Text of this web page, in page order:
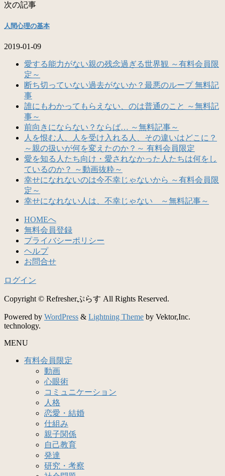
次の記事
人間心理の基本
2019-01-09
愛する能力がない親の残念過ぎる世界観 ～有料会員限
定～
断ち切っていない過去がないか？最悪のループ 無料記
事
誰にもわかってもらえない、のは普通のこと ～無料記
事～
前向きにならない？ならば… ～無料記事～
人を恨む人、人を受け入れる人、その違いはどこに？
～親の扱いが何を変えたのか？～ 有料会員限定
愛を知る人たち向け・愛されなかった人たちは何をし
ているのか？ ～動画抜粋～
幸せになれないのは今不幸じゃないから ～有料会員限
定～
幸せになれない人は、不幸じゃない ～無料記事～
HOMEへ
無料会員登録
プライバシーポリシー
ヘルプ
お問合せ
ログイン
Copyright © Refresherぷらす All Rights Reserved.
Powered by WordPress & Lightning Theme by Vektor,Inc.
technology.
MENU
有料会員限定
動画
心眼術
コミュニケーション
人格
恋愛・結婚
仕組み
親子関係
自己教育
発達
研究・考察